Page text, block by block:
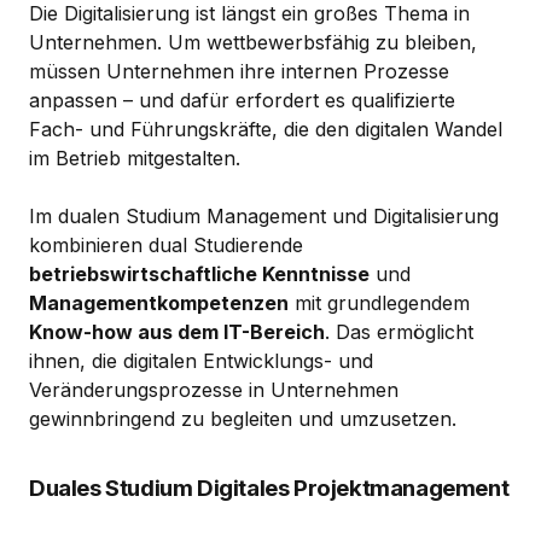
Die Digitalisierung ist längst ein großes Thema in
Unternehmen. Um wettbewerbsfähig zu bleiben,
müssen Unternehmen ihre internen Prozesse
anpassen – und dafür erfordert es qualifizierte
Fach- und Führungskräfte, die den digitalen Wandel
im Betrieb mitgestalten.
Im dualen Studium Management und Digitalisierung
kombinieren dual Studierende
betriebswirtschaftliche Kenntnisse und
Managementkompetenzen mit grundlegendem
Know-how aus dem IT-Bereich. Das ermöglicht
ihnen, die digitalen Entwicklungs- und
Veränderungsprozesse in Unternehmen
gewinnbringend zu begleiten und umzusetzen.
Duales Studium Digitales Projektmanagement